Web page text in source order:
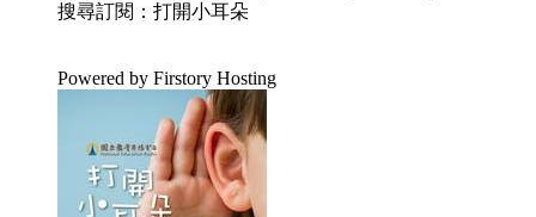
搜尋訂閱：打開小耳朵
Powered by Firstory Hosting